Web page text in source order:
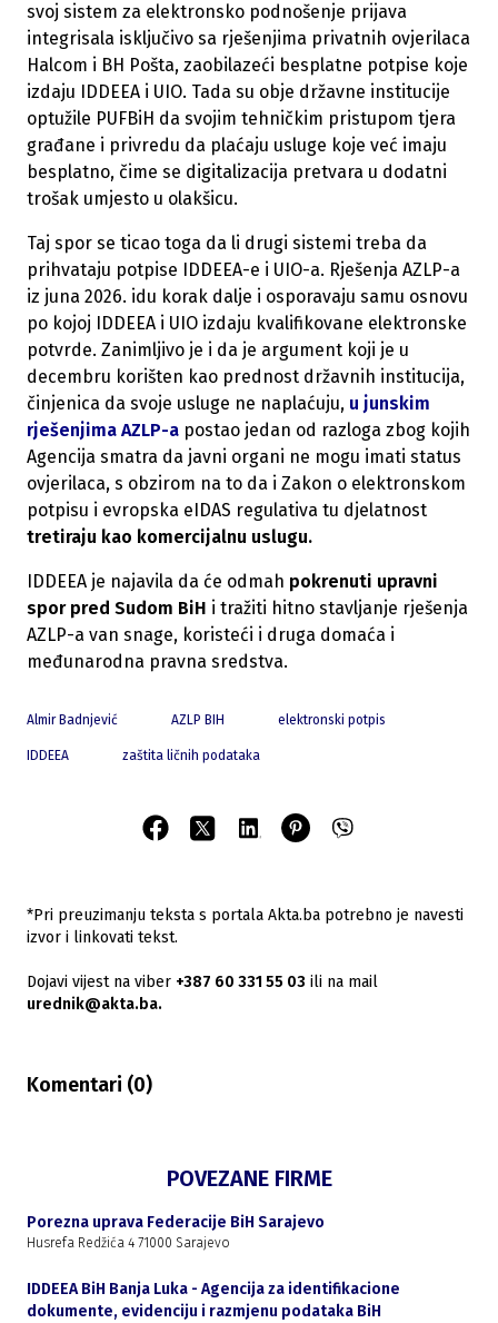
svoj sistem za elektronsko podnošenje prijava
integrisala isključivo sa rješenjima privatnih ovjerilaca
Halcom i BH Pošta, zaobilazeći besplatne potpise koje
izdaju IDDEEA i UIO. Tada su obje državne institucije
optužile PUFBiH da svojim tehničkim pristupom tjera
građane i privredu da plaćaju usluge koje već imaju
besplatno, čime se digitalizacija pretvara u dodatni
trošak umjesto u olakšicu.
Taj spor se ticao toga da li drugi sistemi treba da
prihvataju potpise IDDEEA-e i UIO-a. Rješenja AZLP-a
iz juna 2026. idu korak dalje i osporavaju samu osnovu
po kojoj IDDEEA i UIO izdaju kvalifikovane elektronske
potvrde. Zanimljivo je i da je argument koji je u
decembru korišten kao prednost državnih institucija,
činjenica da svoje usluge ne naplaćuju, u junskim
rješenjima AZLP-a postao jedan od razloga zbog kojih
Agencija smatra da javni organi ne mogu imati status
ovjerilaca, s obzirom na to da i Zakon o elektronskom
potpisu i evropska eIDAS regulativa tu djelatnost
tretiraju kao komercijalnu uslugu.
IDDEEA je najavila da će odmah pokrenuti upravni
spor pred Sudom BiH i tražiti hitno stavljanje rješenja
AZLP-a van snage, koristeći i druga domaća i
međunarodna pravna sredstva.
Almir Badnjević AZLP BIH elektronski potpis
IDDEEA zaštita ličnih podataka
*Pri preuzimanju teksta s portala Akta.ba potrebno je navesti
izvor i linkovati tekst.
Dojavi vijest na viber +387 60 331 55 03 ili na mail
urednik@akta.ba.
Komentari (0)
POVEZANE FIRME
Porezna uprava Federacije BiH Sarajevo
Husrefa Redžića 4 71000 Sarajevo
IDDEEA BiH Banja Luka - Agencija za identifikacione
dokumente, evidenciju i razmjenu podataka BiH